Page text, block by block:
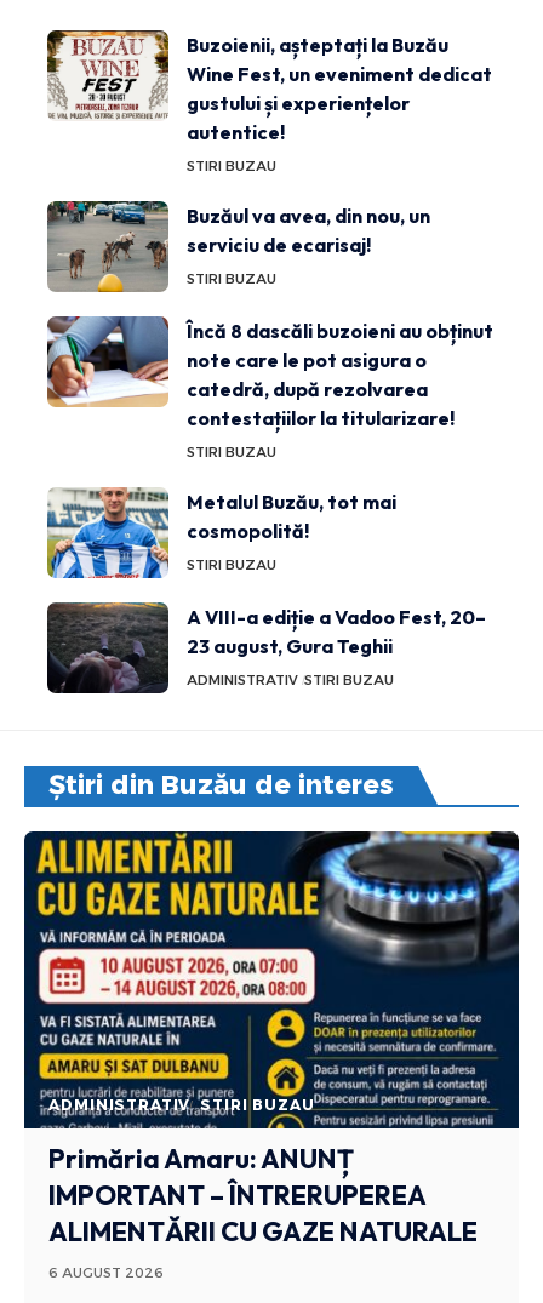
Buzoienii, așteptați la Buzău
Wine Fest, un eveniment dedicat
gustului și experiențelor
autentice!
STIRI BUZAU
Buzăul va avea, din nou, un
serviciu de ecarisaj!
STIRI BUZAU
Încă 8 dascăli buzoieni au obținut
note care le pot asigura o
catedră, după rezolvarea
contestațiilor la titularizare!
STIRI BUZAU
Metalul Buzău, tot mai
cosmopolită!
STIRI BUZAU
A VIII-a ediție a Vadoo Fest, 20–
23 august, Gura Teghii
ADMINISTRATIV STIRI BUZAU
Știri din Buzău de interes
ADMINISTRATIV STIRI BUZAU
Primăria Amaru: ANUNȚ
IMPORTANT – ÎNTRERUPEREA
ALIMENTĂRII CU GAZE NATURALE
6 AUGUST 2026